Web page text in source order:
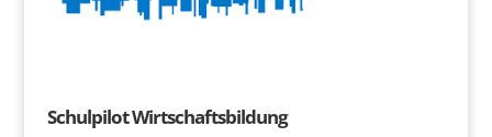
Schulpilot Wirtschaftsbildung